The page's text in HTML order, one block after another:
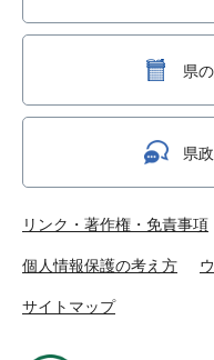
県
県
リンク・著作権・免責事項
個人情報保護の考え方
サイトマップ